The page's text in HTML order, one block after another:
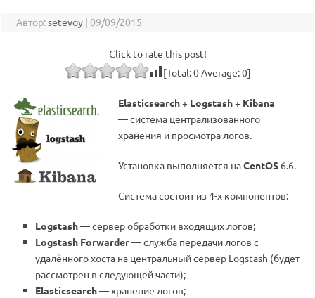
Автор:setevoy | 09/09/2015
Click to rate this post!
[Total:0Average:0]
Elasticsearch+ Logstash+ Kibana
— система централизованного
хранения и просмотра логов.
Установка выполняется наCentOS 6.6.
Система состоит из 4-х компонентов:
Logstash— сервер обработки входящих логов;
Logstash Forwarder— служба передачи логов с
удалённого хоста на центральный сервер Logstash (будет
рассмотрен в следующей части);
Elasticsearch— хранение логов;